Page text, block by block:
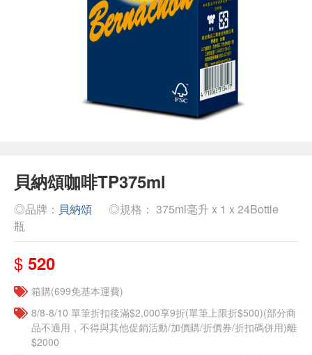
貝納頌咖啡TP375ml
◎品牌： 貝納頌
◎規格： 375ml毫升 x 1 x 24Bottle
瓶
$ 520
箱購(699免基本運費)
8/8-8/10 單筆折扣後滿$2,000享9折(單筆上限折$500)(部分商
品不適用，不得與其他促銷活動/加價購/折價券/折扣碼併用)離
$2000